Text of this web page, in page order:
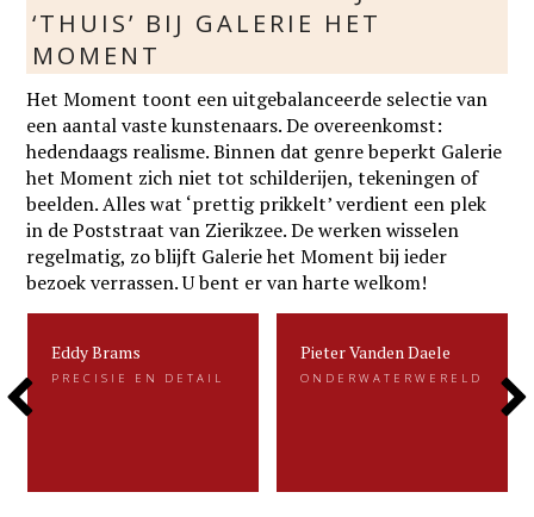
‘THUIS’ BIJ GALERIE HET
MOMENT
Het Moment toont een uitgebalanceerde selectie van
een aantal vaste kunstenaars. De overeenkomst:
hedendaags realisme. Binnen dat genre beperkt Galerie
het Moment zich niet tot schilderijen, tekeningen of
beelden. Alles wat ‘prettig prikkelt’ verdient een plek
in de Poststraat van Zierikzee. De werken wisselen
regelmatig, zo blijft Galerie het Moment bij ieder
bezoek verrassen. U bent er van harte welkom!
Eddy Brams
PRECISIE EN DETAIL
Pieter Vanden Daele
ONDERWATERWERELD
Pieter Vanden Daele
Next